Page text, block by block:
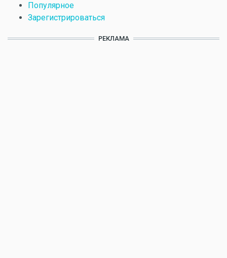
Популярное
Зарегистрироваться
РЕКЛАМА